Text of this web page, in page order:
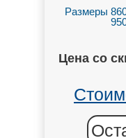
Размеры
Цена со